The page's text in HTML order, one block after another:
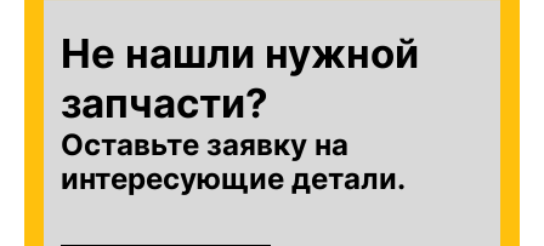
Не нашли нужной
запчасти?
Оставьте заявку на
интересующие детали.